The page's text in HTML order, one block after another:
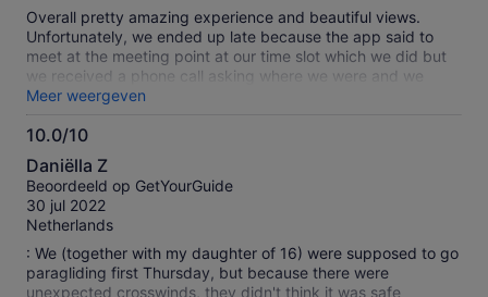
Overall pretty amazing experience and beautiful views.
Unfortunately, we ended up late because the app said to
meet at the meeting point at our time slot which we did but
we received a phone call asking where we were and we
were apparently supposed to meet at the top of the gondola
service about 30 minutes before our meeting time. They
threatened to cancel the service if we didn’t arrive in 5
checked my inbox, spam, and trash folder and found no
such email. They were a bit rude at first about it but we all
relaxed by the time we were in the air. Great guides and
wonderful experience. Definitely worth the time to do it but
make sure you drive to Panoramabahn not the address listed
in the map and make sure to get there 35-45 minutes
BEFORE your actual listed time. Worst case, the views at the
Meer weergeven
10.0/10
10.0
van
10
Daniëlla Z
Beoordeeld op GetYourGuide
30 jul 2022
Netherlands
: We (together with my daughter of 16) were supposed to go
paragliding first Thursday, but because there were
unexpected crosswinds, they didn't think it was safe